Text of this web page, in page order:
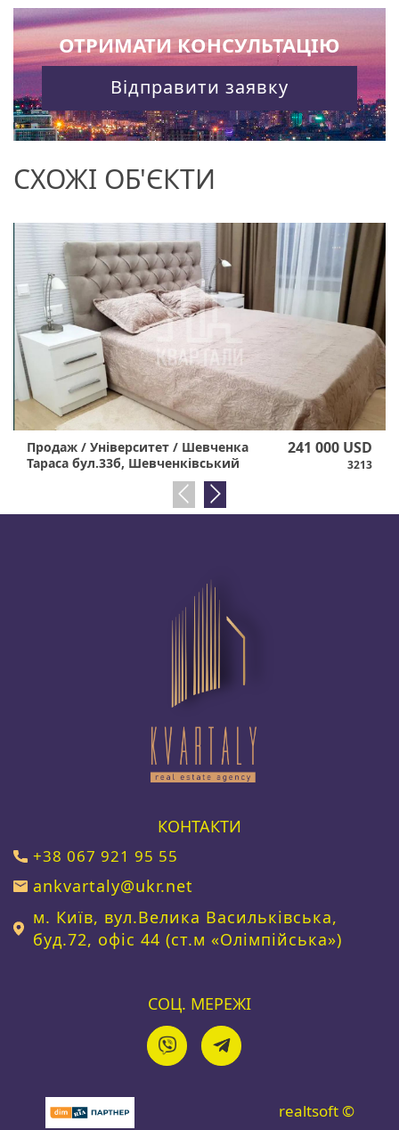
ОТРИМАТИ КОНСУЛЬТАЦІЮ
Відправити заявку
СХОЖІ ОБ'ЄКТИ
Продаж / Університет / Шевченка
Тараса бул.33б, Шевченківський
241 000 USD
3213
КОНТАКТИ
+38 067 921 95 55
ankvartaly@ukr.net
м. Київ, вул.Велика Васильківська,
буд.72, офіс 44 (ст.м «Олімпійська»)
СОЦ. МЕРЕЖІ
realtsoft ©